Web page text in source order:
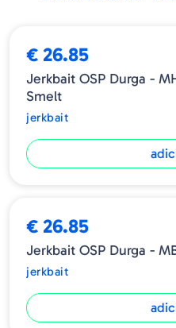
€ 26.85
Jerkbait OSP Durga -
Smelt
jerkbait
€ 26.85
Jerkbait OSP Durga -
jerkbait